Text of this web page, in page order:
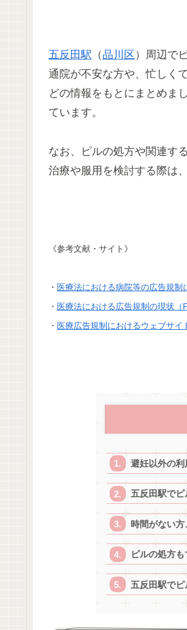
五反田駅 （ 品川区 ）周辺で
通院が不安な方や、忙しく
どの情報をもとにまとめま
ています。
なお、ピルの処方や関連す
治療や服用を検討する際は
《参考文献・サイト》
・ 医療法における病院等の広告規制
・ 医療法における広告規制の現状（
・ 医療広告規制におけるウェブサイ
避妊以外の利
五反田駅で
時間がない
ピルの処方も
五反田駅で